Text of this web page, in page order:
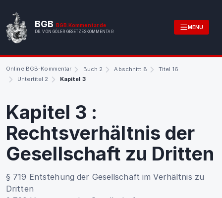
BGB BGB.Kommentar.de
DR. VON GÖLER GESETZESKOMMENTAR
MENU
Online BGB-Kommentar Buch 2 Abschnitt 8
Titel 16
Untertitel 2
Kapitel 3
Kapitel 3 :
Rechtsverhältnis der
Gesellschaft zu Dritten
§ 719 Entstehung der Gesellschaft im Verhältnis zu
Dritten